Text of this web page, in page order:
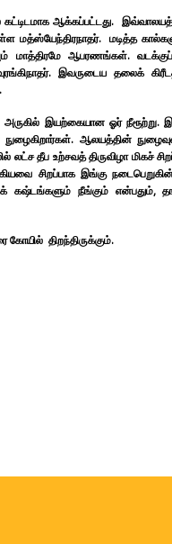
ஆக்கப்பட்டது.
மத்ஸ்யேந்திரநாதர். மடித்த
மாத்திரமே ஆபரணங்கள்.
இவருடைய தலைக்
அருகில் இயற்கையான ஓர் நீரூற்று.
ஆலயத்தின்
தீப உற்சவத் திருவிழா மிகச்
சிறப்பாக இங்கு
கஷ்டங்களும் நீங்கும் என்பதும்,
திறந்திருக்கும்.